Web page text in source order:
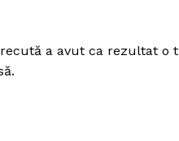
a avut ca rezultat o